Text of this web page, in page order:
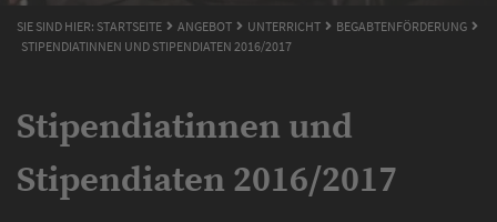
SIE SIND HIER: STARTSEITE ANGEBOT UNTERRICHT
BEGABTENFÖRDERUNG
STIPENDIATINNEN UND STIPENDIATEN 2016/2017
Stipendiatinnen und
Stipendiaten 2016/2017